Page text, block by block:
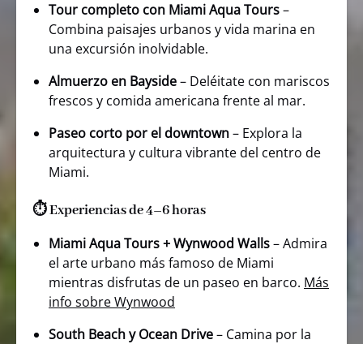
Tour completo con Miami Aqua Tours–
Combina paisajes urbanos y vida marina en
una excursión inolvidable.
Almuerzo en Bayside– Deléitate con mariscos
frescos y comida americana frente al mar.
Paseo corto por el downtown– Explora la
arquitectura y cultura vibrante del centro de
Miami.
⏱️ Experiencias de 4–6 horas
Miami Aqua Tours + Wynwood Walls– Admira
el arte urbano más famoso de Miami
mientras disfrutas de un paseo en barco. Más
info sobre Wynwood
South Beach y Ocean Drive– Camina por la